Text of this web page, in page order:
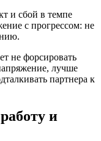
и сбой в темпе
с прогрессом: не
не форсировать
лучше
партнера к
и